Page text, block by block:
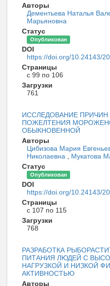
Авторы
Дементьева Наталья
Марьяновна
Статус
Опубликован
DOI
https://doi.org/10.24143/
Страницы
с 99 по 106
Загрузки
761
ИССЛЕДОВАНИЕ
ПОЖЕЛТЕНИЯ
ОБЫКНОВЕННОЙ
Авторы
Цибизова Мария
Николаевна
Мукатова
Статус
Опубликован
DOI
https://doi.org/10.24143/
Страницы
с 107 по 115
Загрузки
768
РАЗРАБОТКА
ПИТАНИЯ ЛЮДЕЙ С
НАГРУЗКОЙ И НИЗКОЙ
АКТИВНОСТЬЮ
Авторы